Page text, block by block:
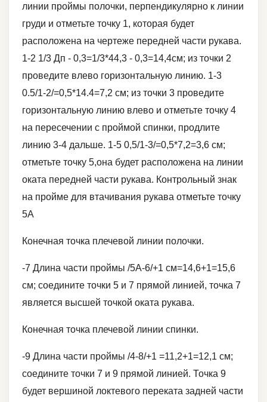
линии проймы полочки, перпендикулярно к линии
груди и отметьте точку 1, которая будет
расположена на чертеже передней части рукава.
1-2 1/3 Дп - 0,3=1/3*44,3 - 0,3=14,4см; из точки 2
проведите влево горизонтальную линию. 1-3
0.5/1-2/=0,5*14.4=7,2 см; из точки 3 проведите
горизонтальную линию влево и отметьте точку 4
на пересечении с проймой спинки, продлите
линию 3-4 дальше. 1-5 0,5/1-3/=0,5*7,2=3,6 см;
отметьте точку 5,она будет расположена на линии
оката передней части рукава. Контрольный знак
на пройме для втачивания рукава отметьте точку
5А
Конечная точка плечевой линии полочки.
-7 Длина части проймы /5А-6/+1 см=14,6+1=15,6
см; соедините точки 5 и 7 прямой линией, точка 7
является высшей точкой оката рукава.
Конечная точка плечевой линии спинки.
-9 Длина части проймы /4-8/+1 =11,2+1=12,1 см;
соедините точки 7 и 9 прямой линией. Точка 9
будет вершиной локтевого переката задней части